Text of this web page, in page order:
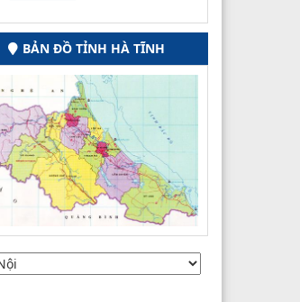
BẢN ĐỒ TỈNH HÀ TĨNH